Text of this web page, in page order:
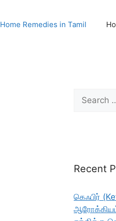
Home Remedies in Tamil
Search
for:
Recent
கெஃபிர்
ஆரோக்கியம்